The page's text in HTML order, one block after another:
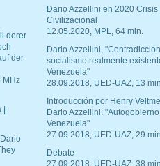
derer
der
MHz
Dario Azzellini en 2020 Crisis
Civilizacional
12.05.2020, MPL, 64 min.
Dario Azzellini,
socialismo realmente
Venezuela"
28.09.2018, UED-UAZ, 13
Introducción por Henry
Dario Azzellini:
Venezuela"
27.09.2018, UED-UAZ, 29
Debate
27.09.2018, UED-UAZ, 38